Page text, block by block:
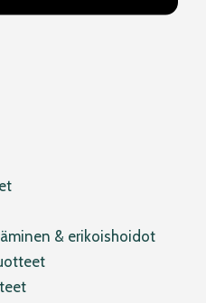
& erikoishoidot